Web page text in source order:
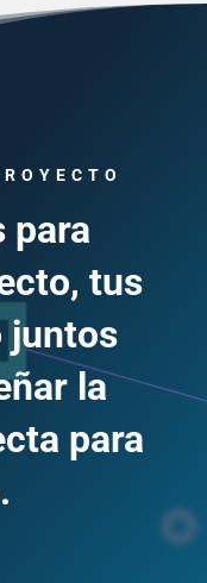
para
tus
juntos
la
para